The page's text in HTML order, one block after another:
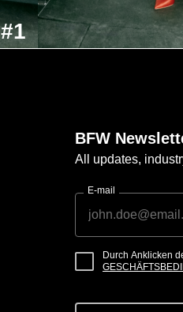
#1
BFW
All updates,
E-mail
Durch Anklicken